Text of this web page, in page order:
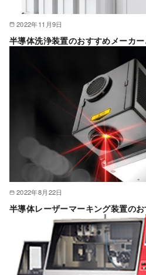
2022年11月9日
半導体洗浄装置のおすすめメーカ
2022年8月22日
半導体レーザーマーキング装置の